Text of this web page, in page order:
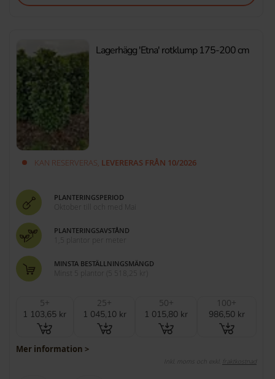
Lagerhägg 'Etna' rotklump 175-200 cm
KAN RESERVERAS, LEVERERAS FRÅN 10/2026
PLANTERINGSPERIOD
Oktober till och med Mai
PLANTERINGSAVSTÅND
1,5 plantor per meter
MINSTA BESTÄLLNINGSMÄNGD
Minst 5 plantor 5 518,25 kr
5+
1 103,65 kr
25+
1 045,10 kr
50+
1 015,80 kr
100+
986,50 kr
Mer information >
Inkl. moms och exkl. fraktkostnad